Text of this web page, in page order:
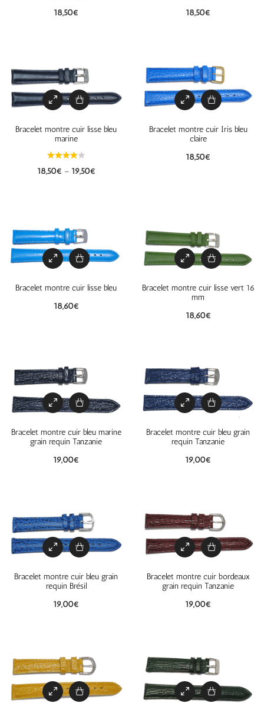
18,50€
18,50€
Bracelet montre cuir lisse bleu
marine
18,50€ – 19,50€
Bracelet montre cuir Iris bleu
claire
18,50€
Bracelet montre cuir lisse bleu
18,60€
Bracelet montre cuir lisse vert 16
mm
18,60€
Bracelet montre cuir bleu marine
grain requin Tanzanie
19,00€
Bracelet montre cuir bleu grain
requin Tanzanie
19,00€
Bracelet montre cuir bleu grain
requin Brésil
19,00€
Bracelet montre cuir bordeaux
grain requin Tanzanie
19,00€